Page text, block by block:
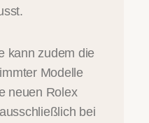
kann zudem die
Modelle
neuen Rolex
bei